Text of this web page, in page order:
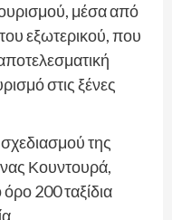
μέσα από
εξωτερικού, που
στις ξένες
της
Κουντουρά,
200 ταξίδια